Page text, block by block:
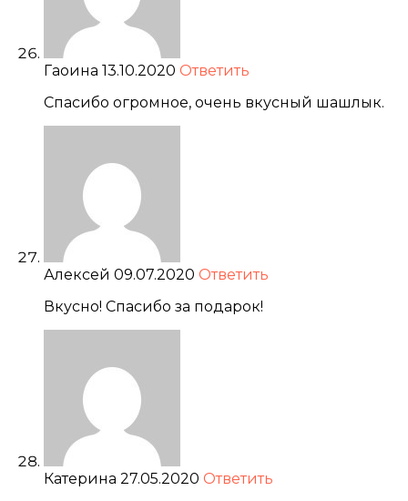
Гаоина 13.10.2020 Ответить
Спасибо огромное, очень вкусный шашлык.
Алексей 09.07.2020 Ответить
Вкусно! Спасибо за подарок!
Катерина 27.05.2020 Ответить